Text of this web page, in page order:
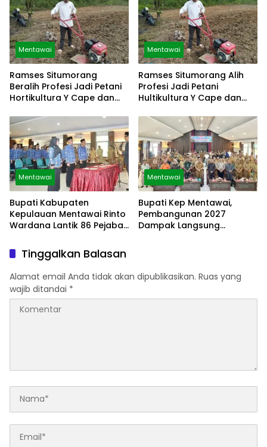
Mentawai
Ramses Situmorang
Beralih Profesi Jadi Petani
Hortikultura Y Cape dan
Mentawai
Ramses Situmorang Alih
Profesi Jadi Petani
Hultikultura Y Cape dan
Mentawai
Bupati Kabupaten
Kepulauan Mentawai Rinto
Wardana Lantik 86 Pejabat
Mentawai
Bupati Kep Mentawai,
Pembangunan 2027
Dampak Langsung
Tinggalkan Balasan
Alamat email Anda tidak akan dipublikasikan. Ruas yang
wajib ditandai *